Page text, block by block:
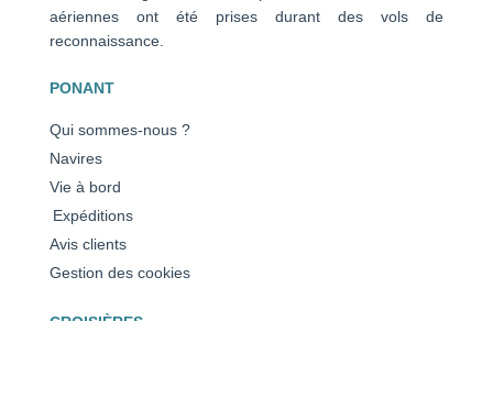
aériennes ont été prises durant des vols de
reconnaissance.
PONANT
Qui sommes-nous ?
Navires
Vie à bord
Expéditions
Avis clients
Gestion des cookies
CROISIÈRES